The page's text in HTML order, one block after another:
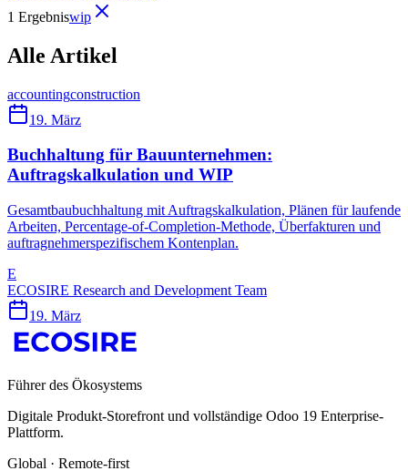
1 Ergebniswip
Alle Artikel
accountingconstruction
19. März
Buchhaltung für Bauunternehmen:
Auftragskalkulation und WIP
Gesamtbaubuchhaltung mit Auftragskalkulation, Plänen für laufende
Arbeiten, Percentage-of-Completion-Methode, Überfakturen und
auftragnehmerspezifischem Kontenplan.
E
ECOSIRE Research and Development Team
19. März
Führer des Ökosystems
Digitale Produkt-Storefront und vollständige Odoo 19 Enterprise-
Plattform.
Global · Remote-first